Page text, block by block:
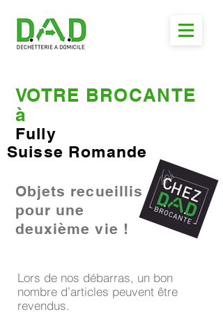
VOTRE BROCANTE
à
Fully
Suisse Romande
Objets recueillis
pour une
deuxième vie !
Lors de nos débarras, un bon
nombre d’articles peuvent être
revendus.